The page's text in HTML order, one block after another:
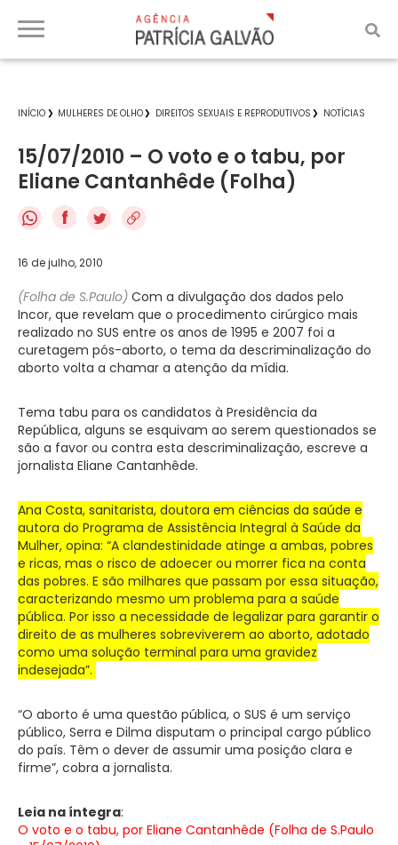
INÍCIO MULHERES DE OLHO DIREITOS SEXUAIS E REPRODUTIVOS NOTÍCIAS
15/07/2010 – O voto e o tabu, por
Eliane Cantanhêde (Folha)
f
16 de julho, 2010
(Folha de S.Paulo) Com a divulgação dos dados pelo
Incor, que revelam que o procedimento cirúrgico mais
realizado no SUS entre os anos de 1995 e 2007 foi a
curetagem pós-aborto, o tema da descriminalização do
aborto volta a chamar a atenção da mídia.
Tema tabu para os candidatos à Presidência da
República, alguns se esquivam ao serem questionados se
são a favor ou contra esta descriminalização, escreve a
jornalista Eliane Cantanhêde.
Ana Costa, sanitarista, doutora em ciências da saúde e
autora do Programa de Assistência Integral à Saúde da
Mulher, opina: “A clandestinidade atinge a ambas, pobres
e ricas, mas o risco de adoecer ou morrer fica na conta
das pobres. E são milhares que passam por essa situação,
caracterizando mesmo um problema para a saúde
pública. Por isso a necessidade de legalizar para garantir o
direito de as mulheres sobreviverem ao aborto, adotado
como uma solução terminal para uma gravidez
indesejada”.
“O aborto é uma questão pública, o SUS é um serviço
público, Serra e Dilma disputam o principal cargo público
do país. Têm o dever de assumir uma posição clara e
firme”, cobra a jornalista.
Leia na íntegra:
O voto e o tabu, por Eliane Cantanhêde (Folha de S.Paulo